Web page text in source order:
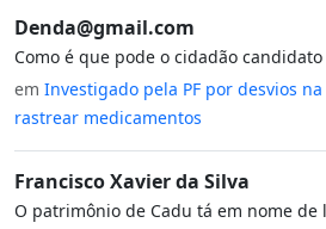
Denda@gmail.com
Como é que pode o cidadão
em Investigado pela PF por desvios
rastrear medicamentos
Francisco Xavier da Silva
O patrimônio de Cadu tá em nome de